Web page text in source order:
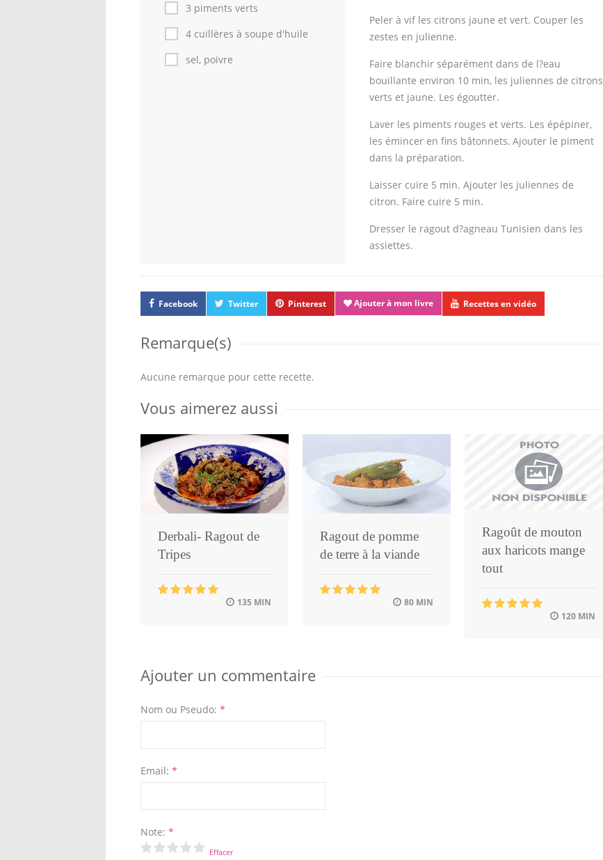
3 piments verts
4 cuillères à soupe d'huile
sel, poivre
Peler à vif les citrons jaune et vert. Couper les
zestes en julienne.
Faire blanchir séparément dans de l?eau
bouillante environ 10 min, les juliennes de citrons
verts et jaune. Les égoutter.
Laver les piments rouges et verts. Les épépiner,
les émincer en fins bâtonnets, Ajouter le piment
dans la préparation.
Laisser cuire 5 min. Ajouter les juliennes de
citron. Faire cuire 5 min.
Dresser le ragout d?agneau Tunisien dans les
assiettes.
Facebook Twitter Pinterest Ajouter à mon livre Recettes en vidéo
Remarque(s)
Aucune remarque pour cette recette.
Vous aimerez aussi
Derbali- Ragout de
Tripes
135 MIN
Ragout de pomme
de terre à la viande
80 MIN
Ragoût de mouton
aux haricots mange
tout
120 MIN
Ajouter un commentaire
Nom ou Pseudo: *
Email: *
Note: *
Effacer